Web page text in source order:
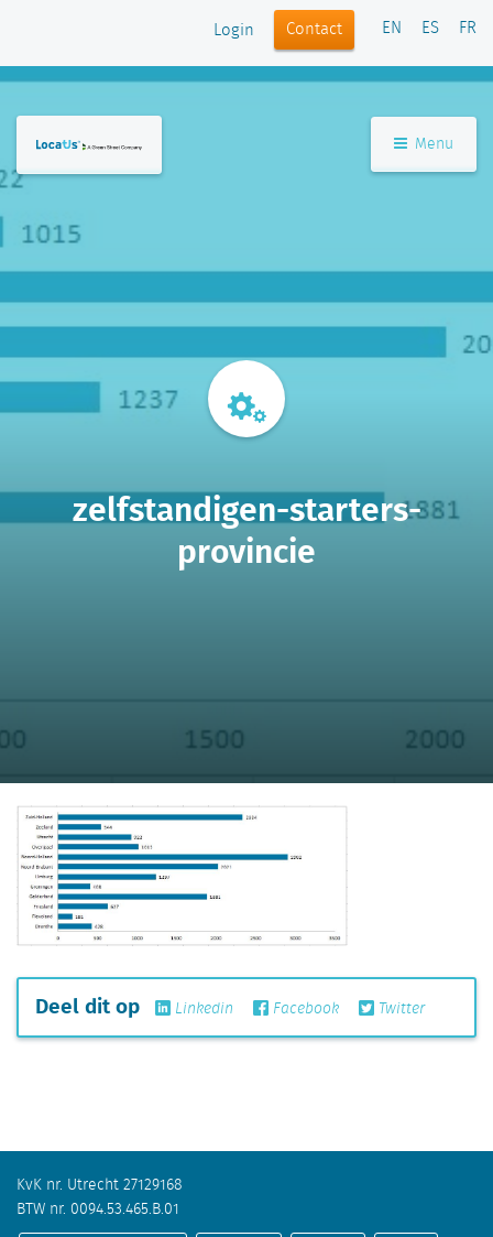
Login Contact EN ES FR
Menu
zelfstandigen-starters-
provincie
Deel dit op Linkedin Facebook Twitter
KvK nr. Utrecht 27129168
BTW nr. 0094.53.465.B.01